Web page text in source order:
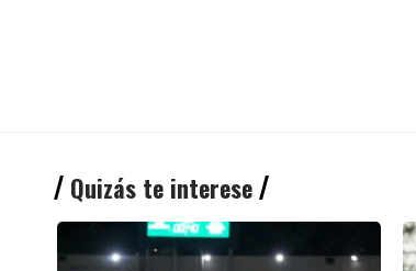
Quizás te interese